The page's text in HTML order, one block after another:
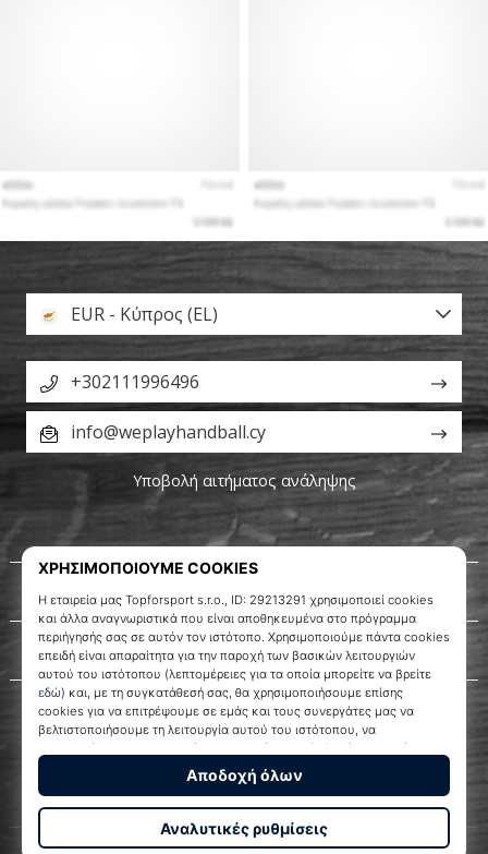
WePlayHandball.cy
Σχετικά μ' εμάς
Εξυπηρέτηση πελατών
EUR - Κύπρος (EL)
+302111996496
info@weplayhandball.cy
Υποβολή αιτήματος ανάληψης